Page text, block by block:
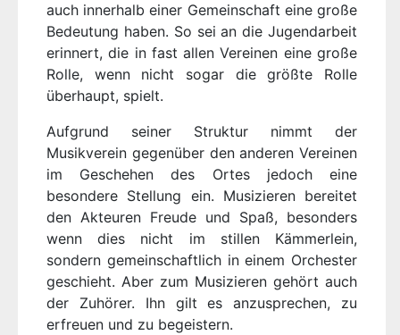
auch innerhalb einer Gemeinschaft eine große
Bedeutung haben. So sei an die Jugendarbeit
erinnert, die in fast allen Vereinen eine große
Rolle, wenn nicht sogar die größte Rolle
überhaupt, spielt.
Aufgrund seiner Struktur nimmt der
Musikverein gegenüber den anderen Vereinen
im Geschehen des Ortes jedoch eine
besondere Stellung ein. Musizieren bereitet
den Akteuren Freude und Spaß, besonders
wenn dies nicht im stillen Kämmerlein,
sondern gemeinschaftlich in einem Orchester
geschieht. Aber zum Musizieren gehört auch
der Zuhörer. Ihn gilt es anzusprechen, zu
erfreuen und zu begeistern.